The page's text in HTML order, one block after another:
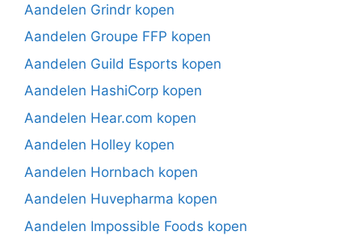
Aandelen Grindr kopen
Aandelen Groupe FFP kopen
Aandelen Guild Esports kopen
Aandelen HashiCorp kopen
Aandelen Hear.com kopen
Aandelen Holley kopen
Aandelen Hornbach kopen
Aandelen Huvepharma kopen
Aandelen Impossible Foods kopen